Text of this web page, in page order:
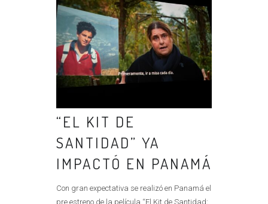
“EL KIT DE
SANTIDAD” YA
IMPACTÓ EN PANAMÁ
Con gran expectativa se realizó en Panamá el
pre estreno de la película “El Kit de Santidad: